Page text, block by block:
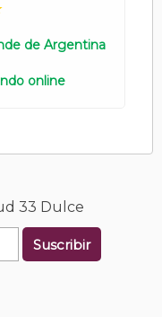
de Argentina
online
33 Dulce
Suscribir